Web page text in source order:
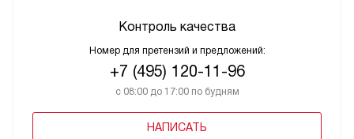
Контроль качества
Номер для претензий и предложений:
+7 (495) 120-11-96
с 08:00 до 17:00 по будням
НАПИСАТЬ